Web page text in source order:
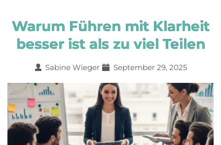
Warum Führen mit Klarheit
besser ist als zu viel Teilen
Sabine Wieger September 29, 2025